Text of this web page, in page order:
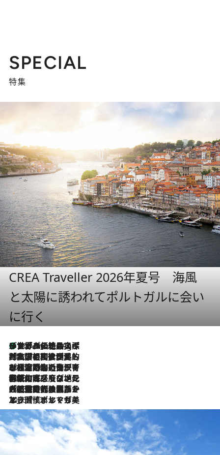
SPECIAL
特集
CREA Traveller 2026年夏号 海風
と太陽に誘われてポルトガルに会い
に行く
46 Minutes Ago
リスボンの絶品スイーツ「パステル・デ・ナタ」とは？ポルトガル伝統の奥深い世界へ
2026.7.27
「私の祖国はポルトガル語です」国民的詩人フェルナンド・ペソアと、彼が愛した文学の街を歩く
2026.7.26
ポルトガル近海が育む極上の海の幸。キリリと冷えた白ワインと愉しむ、シーフード専門店の贅沢
2026.7.22
伝統の味をモダンに昇華。高感度な地元客が集う、リスボンの最旬ガストロノミー
2026.7.21
大航海時代の栄華から、震災、独裁、そして革命へ。ポルトガル・首都リスボンの石畳に刻まれた「歴史の光と影」
2026.7.13
エッセイ・ヤマザキマリ「慎ましくも美しき国 ポルトガル」